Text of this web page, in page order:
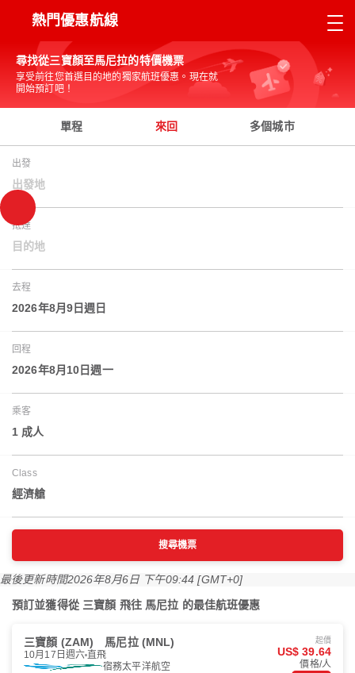
熱門優惠航線
尋找從三寶顏至馬尼拉的特價機票
享受前往您首選目的地的獨家航班優惠。現在就
開始預訂吧！
單程 來回 多個城市
出發
出發地
抵達
目的地
去程
2026年8月9日週日
回程
2026年8月10日週一
乘客
1 成人
Class
經濟艙
搜尋機票
最後更新時間2026年8月6日 下午09:44 [GMT+0]
預訂並獲得從 三寶顏 飛往 馬尼拉 的最佳航班優惠
三寶顏 (ZAM) 馬尼拉 (MNL)
10月17日週六 直飛
宿務太平洋航空
起價
US$ 39.64
價格/人